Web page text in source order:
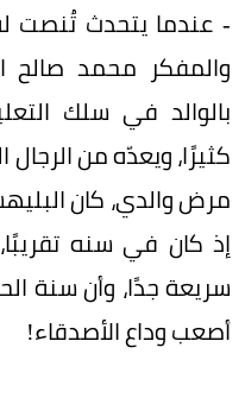
- عندما يتحدث تُنصت
والمفكر محمد صالح
بالوالد في سلك
كثيرًا، ويعدّه من
مرض والدي، كان
إذ كان في سنه
سريعة جدًا، وأن سنة
أصعب وداع الأصدقاء!